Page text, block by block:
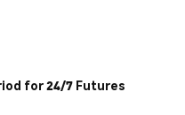
for 24/7 Futures